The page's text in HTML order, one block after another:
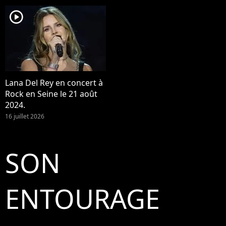
player2
Lana Del Rey en concert à
Rock en Seine le 21 août
2024.
16 juillet 2026
SON
ENTOURAGE